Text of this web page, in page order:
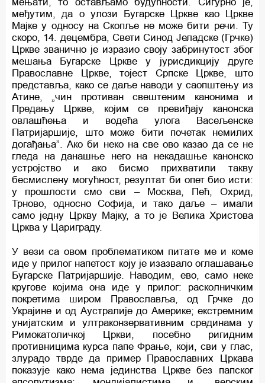
међутим, да о улози Бугарске Цркве као Цркве
Мајке у односу на Скопље не може бити речи. Ту
скоро, 14. децембра, Свети Синод Јеладске (Грчке)
Цркве званично је изразио своју забринутост због
мешања Бугарске Цркве у јурисдикцију друге
Православне Цркве, тојест Српске Цркве, што
представља, како се даље наводи у саопштењу из
Атине, „чин противан свештеним канонима и
Предању Цркве, којим се превиђају канонска
овлашћења и водећа улога Васељенске
Патријаршије, што може бити почетак немилих
догађања”. Ако би неко на све ово казао да се не
гледа на данашње него на некадашње канонско
устројство и ако бисмо прихватили такву
бесмислену могућност, резултат би опет био исти:
у прошлости смо сви – Москва, Пећ, Охрид,
Трново, односно Софија, и тако даље – имали
само једну Цркву Мајку, а то је Велика Христова
Црква у Цариграду.
У вези са овом проблематиком питате ме и коме
иде у прилог напетост коју је изазвало оглашавање
Бугарске Патријаршије. Наводим, ево, само неке
кругове којима она иде у прилог: расколничким
покретима широм Православља, од Грчке до
Украјине и од Аустралије до Америке; екстремним
унијатским и ултраконзервативним срединама у
Римокатоличкој Цркви, посебно ригидним
противницима курса папе Фрање, који, сви у глас,
злурадо тврде да пример Православних Цркава
показује како нема јединства Цркве без папског